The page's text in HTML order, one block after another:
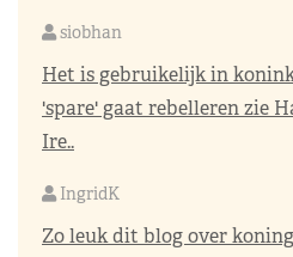
siobhan
Het is gebruikelijk in
'spare' gaat rebelleren zie
Ire..
IngridK
Zo leuk dit blog over